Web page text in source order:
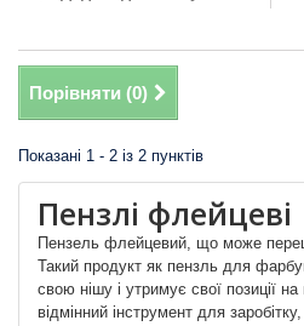
Порівняти (0)
Показані 1 - 2 із 2 пунктів
Пензлі флейцеві
Пензель флейцевий, що може
Такий продукт як пензль для
свою нішу і утримує свої позиції
відмінний інструмент для